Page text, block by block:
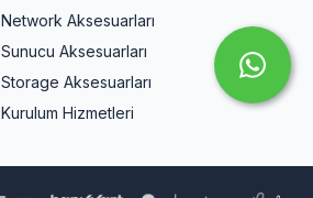
Network Aksesuarları
Sunucu Aksesuarları
Storage Aksesuarları
Kurulum Hizmetleri